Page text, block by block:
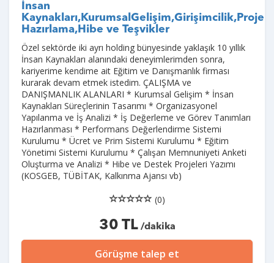
İnsan
Kaynakları,KurumsalGelişim,Girişimcilik,Proje
Hazırlama,Hibe ve Teşvikler
Özel sektörde iki ayrı holding bünyesinde yaklaşık 10 yıllık
İnsan Kaynakları alanındaki deneyimlerimden sonra,
kariyerime kendime ait Eğitim ve Danışmanlık firması
kurarak devam etmek istedim. ÇALIŞMA ve
DANIŞMANLIK ALANLARI * Kurumsal Gelişim * İnsan
Kaynakları Süreçlerinin Tasarımı * Organizasyonel
Yapılanma ve İş Analizi * İş Değerleme ve Görev Tanımları
Hazırlanması * Performans Değerlendirme Sistemi
Kurulumu * Ücret ve Prim Sistemi Kurulumu * Eğitim
Yönetimi Sistemi Kurulumu * Çalışan Memnuniyeti Anketi
Oluşturma ve Analizi * Hibe ve Destek Projeleri Yazımı
(KOSGEB, TÜBİTAK, Kalkınma Ajansı vb)
(0)
30 TL/dakika
Görüşme talep et